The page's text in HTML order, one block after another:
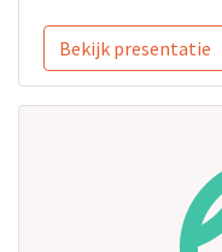
Bekijk presentatie